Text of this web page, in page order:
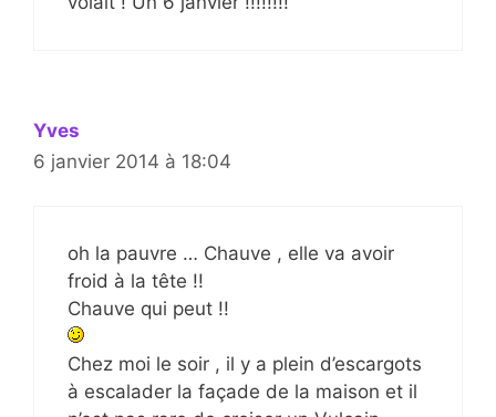
Yves
6 janvier 2014 à 18:04
oh la pauvre … Chauve , elle va avoir
froid à la tête !!
Chauve qui peut !!
Chez moi le soir , il y a plein d’escargots
à escalader la façade de la maison et il